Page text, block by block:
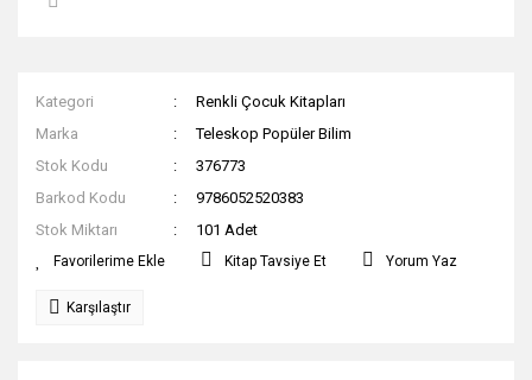
Kategori
Renkli Çocuk Kitapları
Marka
Teleskop Popüler Bilim
Stok Kodu
376773
Barkod Kodu
9786052520383
Stok Miktarı
101 Adet
Kitap Tavsiye Et Yorum Yaz
Karşılaştır